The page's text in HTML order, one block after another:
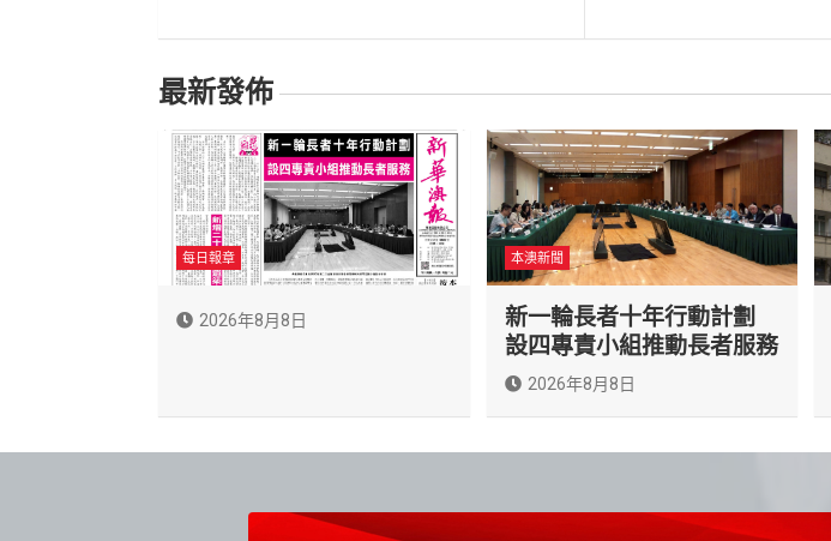
覽
最新發佈
每日報章
2026年8月8日
本澳新聞
新一輪長者十年行動計劃
設四專責小組推動長者服務
2026年8月8日